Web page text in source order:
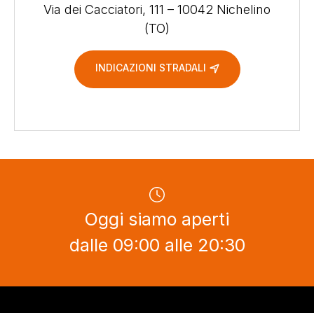
Via dei Cacciatori, 111 – 10042 Nichelino
(TO)
INDICAZIONI STRADALI
Oggi siamo aperti
dalle 09:00 alle 20:30